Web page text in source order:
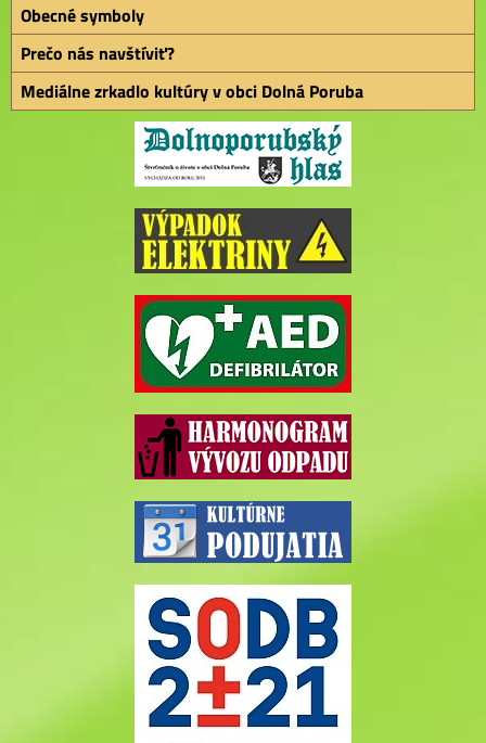
Obecné symboly
Prečo nás navštíviť?
Mediálne zrkadlo kultúry v obci Dolná Poruba